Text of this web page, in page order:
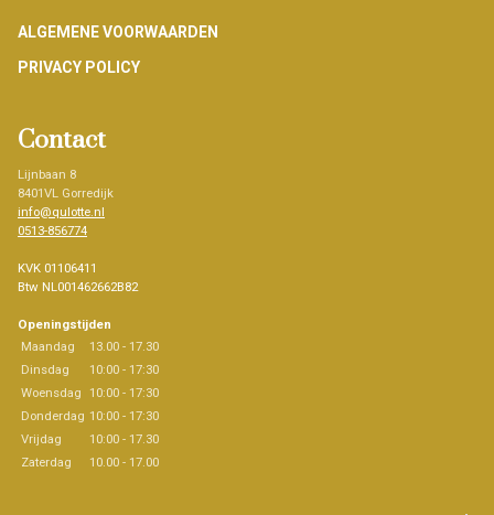
Footer
ALGEMENE VOORWAARDEN
PRIVACY POLICY
Contact
Lijnbaan 8
8401VL Gorredijk
info@qulotte.nl
0513-856774
KVK 01106411
Btw NL001462662B82
Openingstijden
Maandag
13.00 - 17.30
Dinsdag
10:00 - 17:30
Woensdag 10:00 - 17:30
Donderdag 10:00 - 17:30
Vrijdag
10:00 - 17.30
Zaterdag
10.00 - 17.00